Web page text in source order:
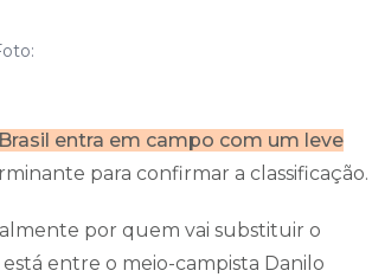
Brasil entra em campo com um leve
para confirmar a classificação.
por quem vai substituir o
entre o meio-campista Danilo